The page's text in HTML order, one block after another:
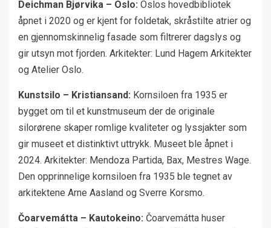
Deichman Bjørvika – Oslo: Oslos hovedbibliotek
åpnet i 2020 og er kjent for foldetak, skråstilte atrier og
en gjennomskinnelig fasade som filtrerer dagslys og
gir utsyn mot fjorden. Arkitekter: Lund Hagem Arkitekter
og Atelier Oslo.
Kunstsilo – Kristiansand: Kornsiloen fra 1935 er
bygget om til et kunstmuseum der de originale
silorørene skaper romlige kvaliteter og lyssjakter som
gir museet et distinktivt uttrykk. Museet ble åpnet i
2024. Arkitekter: Mendoza Partida, Bax, Mestres Wage.
Den opprinnelige kornsiloen fra 1935 ble tegnet av
arkitektene Arne Aasland og Sverre Korsmo.
Čoarvemátta – Kautokeino: Čoarvemátta huser